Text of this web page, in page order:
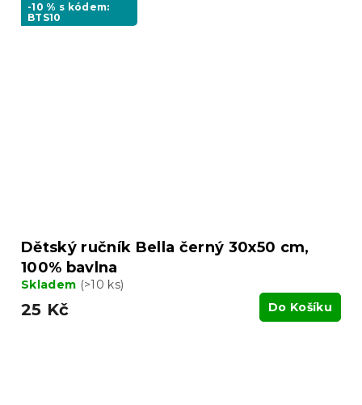
-10 % s kódem:
BTS10
Dětský ručník Bella černý 30x50 cm,
100% bavlna
Skladem (>10 ks)
25 Kč Do Košíku